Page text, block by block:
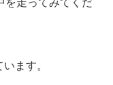
ます。